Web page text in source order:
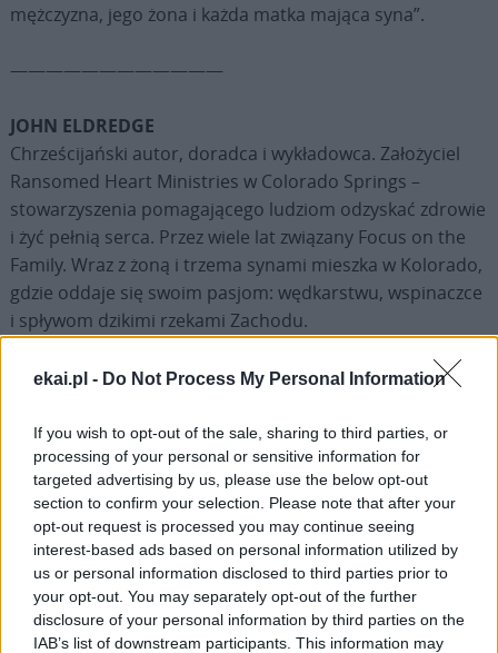
ekai.pl - Do Not Process My Personal Information
If you wish to opt-out of the sale, sharing to third parties, or
processing of your personal or sensitive information for
targeted advertising by us, please use the below opt-out
section to confirm your selection. Please note that after your
opt-out request is processed you may continue seeing
interest-based ads based on personal information utilized by
us or personal information disclosed to third parties prior to
your opt-out. You may separately opt-out of the further
disclosure of your personal information by third parties on the
IAB’s list of downstream participants. This information may
męż­czyzna, jego żona i każda matka mająca syna”.
————————————
JOHN ELDREDGE
Chrześcijański autor, doradca i wykładowca. Założyciel
Ransomed Heart Ministries w Colorado Springs –
stowarzyszenia pomagającego ludziom odzyskać zdrowie
i żyć pełnią serca. Przez wiele lat związany Focus on the
Family. Wraz z żoną i trzema synami mieszka w Kolorado,
gdzie oddaje się swoim pasjom: wędkarstwu, wspinaczce
i spływom dzikimi rzekami Zachodu.
Dowiedz się więcej. Kup książkę Wydawnictwa W Drodze.
Drogi Czytelniku,
cieszymy się, że odwiedzasz nasz portal. Jesteśmy
tu dla Ciebie!
Każdego dnia publikujemy najważniejsze
informacje z życia Kościoła w Polsce i na świecie.